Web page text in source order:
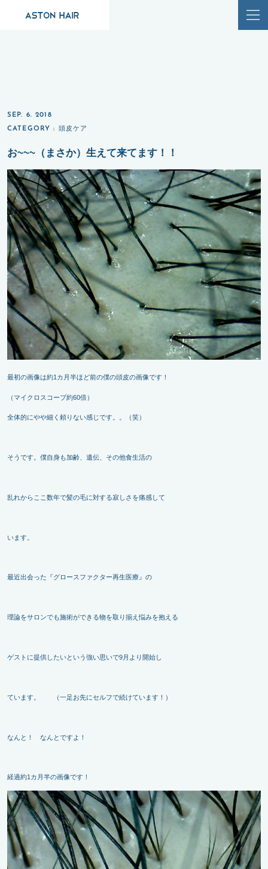
SEP. 6. 2018
CATEGORY : 頭皮ケア
お~~~（まさか）生えて来てます！！
最初の画像は約1カ月半ほど前の僕の頭皮の画像です！
（マイクロスコープ約60倍）
全体的にやや細く頼りない感じです。。（笑）
そうです。僕自身も加齢、遺伝、その他食生活の
乱れからここ数年で髪の毛に対する寂しさを痛感して
います。
最近出会った『グロースファクター再生医療』の
理論をサロンでも施術ができる物を取り揃え悩みを抱える
ゲストに提供したいという強い思いで9月より開始し
ています。 （一足お先にセルフで続けています！）
なんと！ なんとですよ！
経過約1カ月半の画像です！